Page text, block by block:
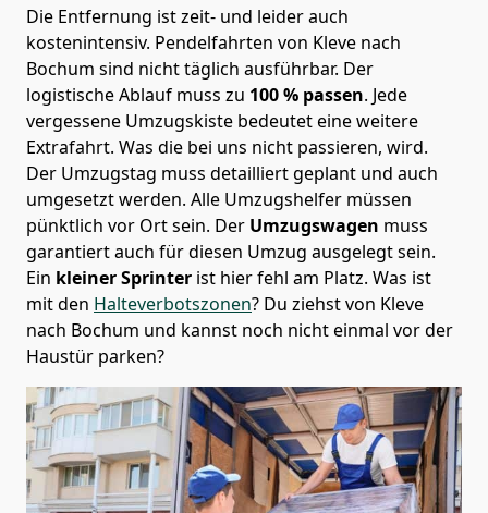
Die Entfernung ist zeit- und leider auch
kostenintensiv. Pendelfahrten von Kleve nach
Bochum sind nicht täglich ausführbar. Der
logistische Ablauf muss zu 100 % passen. Jede
vergessene Umzugskiste bedeutet eine weitere
Extrafahrt. Was die bei uns nicht passieren, wird.
Der Umzugstag muss detailliert geplant und auch
umgesetzt werden. Alle Umzugshelfer müssen
pünktlich vor Ort sein. Der Umzugswagen muss
garantiert auch für diesen Umzug ausgelegt sein.
Ein kleiner Sprinter ist hier fehl am Platz. Was ist
mit den Halteverbotszonen? Du ziehst von Kleve
nach Bochum und kannst noch nicht einmal vor der
Haustür parken?